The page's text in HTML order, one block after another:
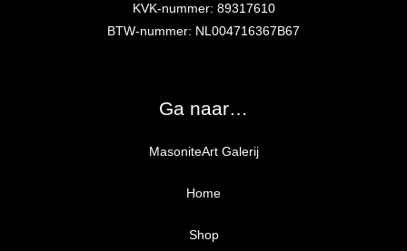
KVK-nummer: 89317610
BTW-nummer: NL004716367B67
Ga naar…
MasoniteArt Galerij
Home
Shop